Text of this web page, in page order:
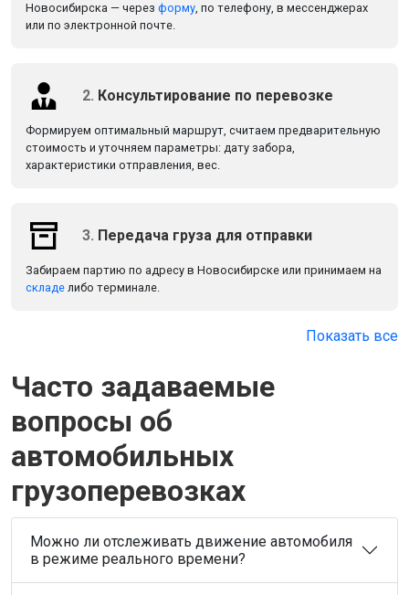
Новосибирска — через форму , по телефону, в мессенджерах
или по электронной почте.
2. Консультирование по перевозке
Формируем оптимальный маршрут, считаем предварительную
стоимость и уточняем параметры: дату забора,
характеристики отправления, вес.
3. Передача груза для отправки
Забираем партию по адресу в Новосибирске или принимаем на
складе либо терминале.
Показать все
Часто задаваемые
вопросы об
автомобильных
грузоперевозках
Можно ли отслеживать движение автомобиля
в режиме реального времени?